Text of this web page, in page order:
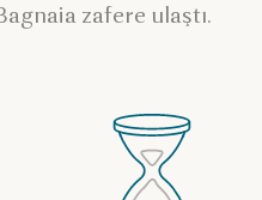
zafere ulaştı.